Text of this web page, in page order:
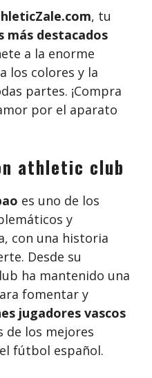
, tu
más destacados
a la enorme
los colores y la
partes. ¡Compra
por el aparato
athletic club
es uno de los
y
con una historia
Desde su
ha mantenido una
fomentar y
jugadores vascos
de los mejores
fútbol español.